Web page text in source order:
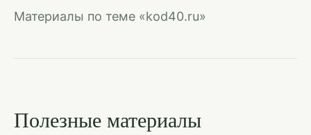
Материалы по теме «kod40.ru»
Полезные материалы